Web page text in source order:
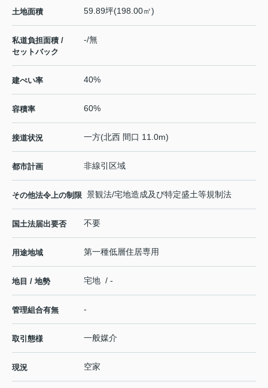
土地面積 59.89坪(198.00㎡)
私道負担面積 /
セットバック
-/無
建ぺい率 40%
容積率 60%
接道状況 一方(北西 間口 11.0m)
都市計画 非線引区域
その他法令上の制限 景観法/宅地造成及び特定盛土等規制法
国土法届出要否 不要
用途地域 第一種低層住居専用
地目 / 地勢 宅地 / -
管理組合有無 -
取引態様 一般媒介
現況 空家